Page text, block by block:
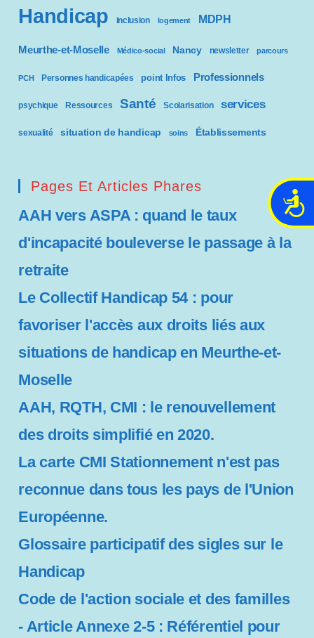
A
e
Handicap inclusion logement MDPH
Meurthe-et-Moselle Médico-social Nancy newsletter parcours
PCH Personnes handicapées point Infos Professionnels
psychique Ressources Santé Scolarisation services
sexualité situation de handicap soins Établissements
Pages Et Articles Phares
AAH vers ASPA : quand le taux
d'incapacité bouleverse le passage à la
retraite
Le Collectif Handicap 54 : pour
favoriser l'accès aux droits liés aux
situations de handicap en Meurthe-et-
Moselle
AAH, RQTH, CMI : le renouvellement
des droits simplifié en 2020.
La carte CMI Stationnement n'est pas
reconnue dans tous les pays de l'Union
Européenne.
Glossaire participatif des sigles sur le
Handicap
Code de l'action sociale et des familles
- Article Annexe 2-5 : Référentiel pour